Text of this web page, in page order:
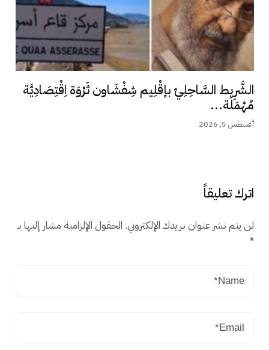
الشَّرِيط السَّاحِلِيّ بإقْلِيم شِفْشَاون ثَرْوَة اِقْتِصَادِيَّة
مُهْمَلَة...
أغسطس 5, 2026
اترك تعليقاً
لن يتم نشر عنوان بريدك الإلكتروني. الحقول الإلزامية مشار إليها بـ
*